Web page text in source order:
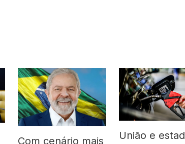
Com cenário mais
União e